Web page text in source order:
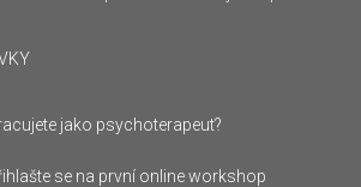
jako psychoterapeut?
se na první online workshop